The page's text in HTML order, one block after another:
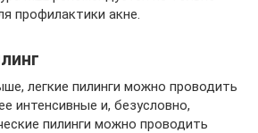
профилактики акне.
легкие пилинги можно проводить
интенсивные и, безусловно,
пилинги можно проводить